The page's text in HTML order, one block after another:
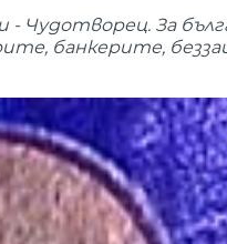
- Чудотворец. За
банкерите,